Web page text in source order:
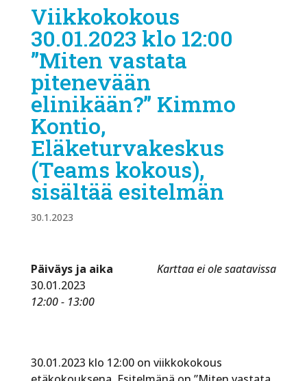
Viikkokokous
30.01.2023 klo 12:00
”Miten vastata
pitenevään
elinikään?” Kimmo
Kontio,
Eläketurvakeskus
(Teams kokous),
sisältää esitelmän
30.1.2023
Karttaa ei ole saatavissa
Päiväys ja aika
30.01.2023
12:00 - 13:00
30.01.2023 klo 12:00 on viikkokokous